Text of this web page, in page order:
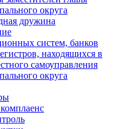
округа
дружина
систем, банков
находящихся в
самоуправления
округа